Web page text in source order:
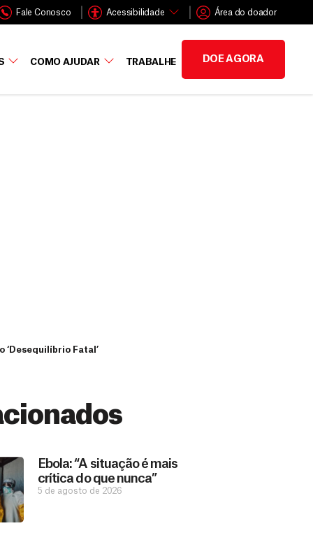
Fale Conosco Acessibilidade Área do doador
COMO AJUDAR TRABALHE DOE AGORA
‘Desequilíbrio Fatal’
Ebola: “A situação é mais
crítica do que nunca”
5 de agosto de 2026